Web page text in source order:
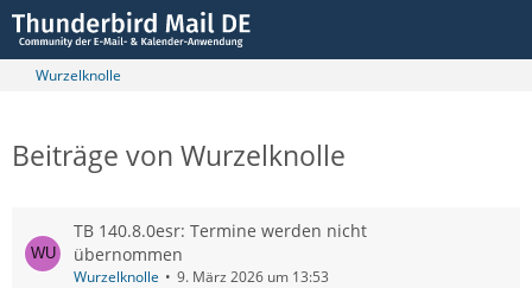
Wurzelknolle
Beiträge von Wurzelknolle
TB 140.8.0esr: Termine werden nicht
übernommen
Wurzelknolle 9. März 2026 um 13:53